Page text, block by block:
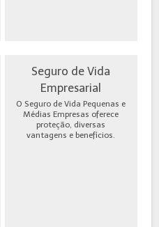
Seguro de Vida
Empresarial
O Seguro de Vida Pequenas e
Médias Empresas oferece
proteção, diversas
vantagens e benefícios.